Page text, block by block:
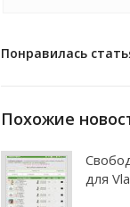
Понравилась
Похожие
для